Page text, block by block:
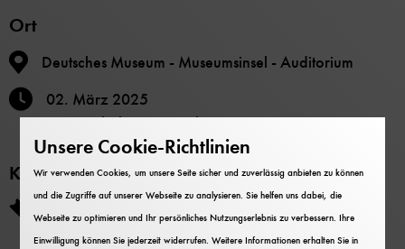
Ort
Deutsches Museum - Museumsinsel - Auditorium
02. März 2025
15:00 Uhrbis15:30 Uhr
Kosten
Die Teilnahme ist im Museumseintritt enthalten.
Unsere Cookie-Richtlinien
Wir verwenden Cookies, um unsere Seite sicher und zuverlässig anbieten zu können
und die Zugriffe auf unserer Webseite zu analysieren. Sie helfen uns dabei, die
Webseite zu optimieren und Ihr persönliches Nutzungserlebnis zu verbessern. Ihre
Einwilligung können Sie jederzeit widerrufen. Weitere Informationen erhalten Sie in